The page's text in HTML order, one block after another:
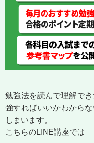
勉強法を読んで理解で
強すればいいかわから
しまいます。
こちらのLINE講座では